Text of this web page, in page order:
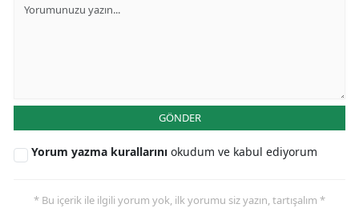
GÖNDER
Yorum yazma kurallarını okudum ve kabul ediyorum
* Bu içerik ile ilgili yorum yok, ilk yorumu siz yazın, tartışalım *